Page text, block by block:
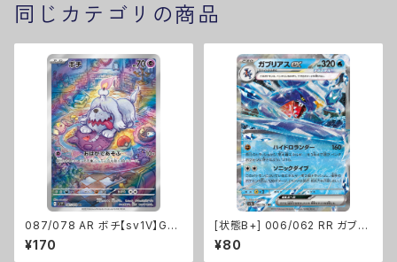
同じカテゴリの商品
087/078 AR ボチ【sv1V】Gレ
ギュ
¥170
[状態B+] 006/062 RR ガブリ
アスex【sv3a】Gレギュ
¥80